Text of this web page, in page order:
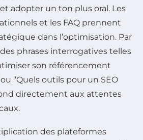
adopter un ton plus oral. Les
et les FAQ prennent
dans l’optimisation. Par
phrases interrogatives telles
son référencement
“Quels outils pour un SEO
directement aux attentes
des plateformes